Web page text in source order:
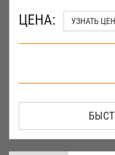
ЦЕНА: УЗНАТЬ